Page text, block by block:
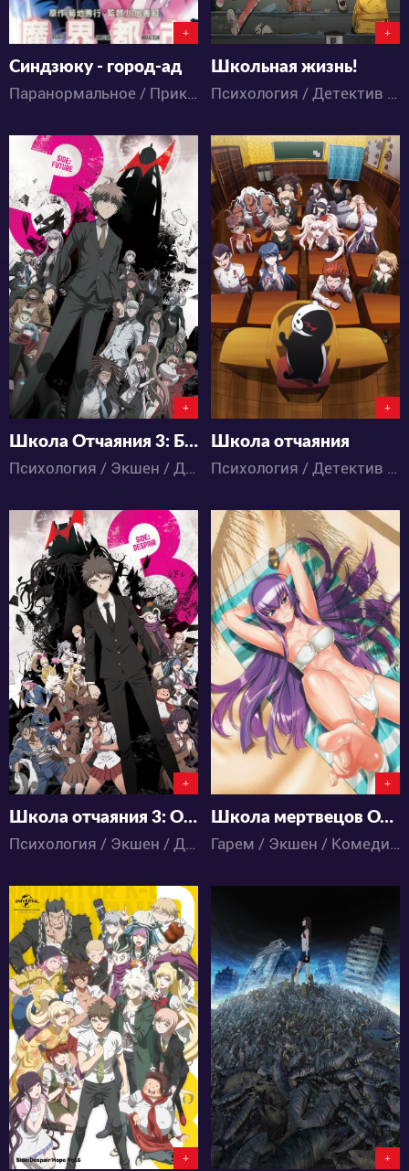
+
Синдзюку - город-ад
Паранормальное / Приключения / Романтика / Сёнэн / Ужасы / Аниме
+
Школьная жизнь!
Психология / Детектив / Повседневность / Ужасы / Школа / Аниме
4626
3 2
+
Школа Отчаяния 3: Будущее
Психология / Экшен / Детектив / Ужасы / Аниме
6125
7 8
+
Школа отчаяния
Психология / Детектив / Ужасы / Школа / Аниме
5061
2
+
Школа отчаяния 3: Отчаяние
Психология / Экшен / Детектив / Ужасы / Школа / Аниме
15375
1 16
+
Школа мертвецов OVA
Гарем / Экшен / Комедия / Приключения / Романтика / Сёнэн / Ужасы / Этти / Аниме
4513
1 5
+
6873
1 4
+